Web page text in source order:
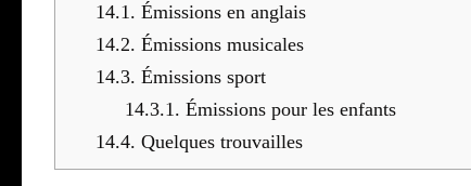
14.1. Émis­sions en anglais
14.2. Émis­sions musi­cales
14.3. Émis­sions sport
14.3.1. Émis­sions pour les enfants
14.4. Quelques trou­vailles